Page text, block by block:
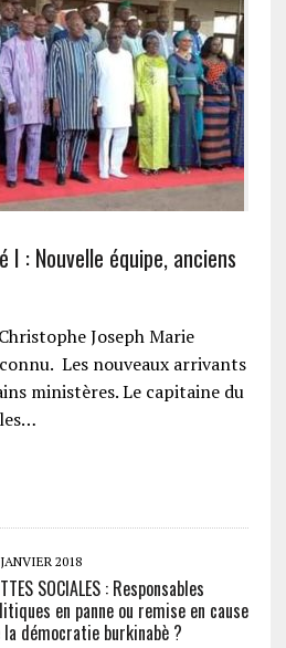
I : Nouvelle équipe, anciens
Joseph Marie
Les nouveaux arrivants
ministères. Le capitaine du
2018
SOCIALES : Responsables
en panne ou remise en cause
la démocratie burkinabè ?